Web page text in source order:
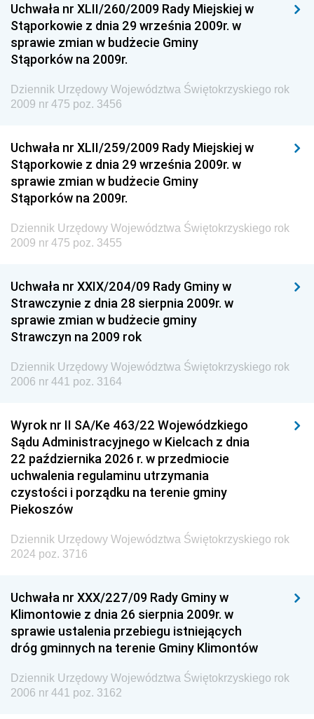
Dziennik Urzędowy Ministra Spraw Zagranicznych
Dziennik Urzędowy Centralnego Biura
Antykorupcyjnego
Wewnętrznego
Dziennik Urzędowy Urzędu Patentowego
Dziennik Urzędowy Generalnej Dyrekcji Dróg
Krajowych i Autostrad
Dziennik Urzędowy Ministra Środowiska
Dziennik Urzędowy Ministra Edukacji
Dziennik Urzędowy Ministra Przemysłu
Dziennik Urzędowy Ministra Finansów i Gospodarki
Dziennik Urzędowy Ministra do Spraw Unii
Dziennik Urzędowy Agencji Wywiadu
Uchwała nr XLII/260/2009 Rady Miejskiej w
Stąporkowie z dnia 29 września 2009r. w
sprawie zmian w budżecie Gminy
Stąporków na 2009r.
Dziennik Urzędowy Województwa Świętokrzyskiego rok
2009 nr 475 poz. 3456
Uchwała nr XLII/259/2009 Rady Miejskiej w
Stąporkowie z dnia 29 września 2009r. w
sprawie zmian w budżecie Gminy
Stąporków na 2009r.
Dziennik Urzędowy Województwa Świętokrzyskiego rok
2009 nr 475 poz. 3455
Uchwała nr XXIX/204/09 Rady Gminy w
Strawczynie z dnia 28 sierpnia 2009r. w
sprawie zmian w budżecie gminy
Strawczyn na 2009 rok
Dziennik Urzędowy Województwa Świętokrzyskiego rok
2006 nr 441 poz. 3164
Wyrok nr II SA/Ke 463/22 Wojewódzkiego
Sądu Administracyjnego w Kielcach z dnia
22 października 2026 r. w przedmiocie
uchwalenia regulaminu utrzymania
czystości i porządku na terenie gminy
Piekoszów
Dziennik Urzędowy Województwa Świętokrzyskiego rok
2024 poz. 3716
Uchwała nr XXX/227/09 Rady Gminy w
Klimontowie z dnia 26 sierpnia 2009r. w
sprawie ustalenia przebiegu istniejących
dróg gminnych na terenie Gminy Klimontów
Dziennik Urzędowy Województwa Świętokrzyskiego rok
2006 nr 441 poz. 3162